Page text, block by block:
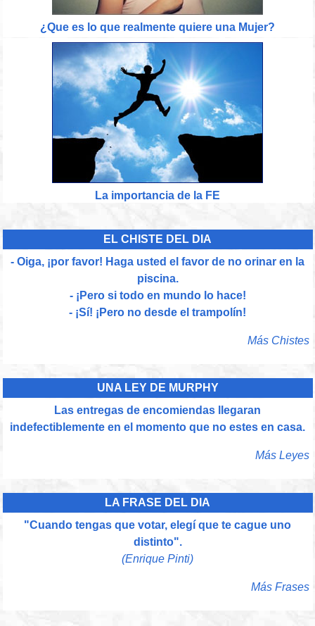
¿Que es lo que realmente quiere una Mujer?
La importancia de la FE
EL CHISTE DEL DIA
- Oiga, ¡por favor! Haga usted el favor de no orinar en la
piscina.
- ¡Pero si todo en mundo lo hace!
- ¡Sí! ¡Pero no desde el trampolín!
Más Chistes
UNA LEY DE MURPHY
Las entregas de encomiendas llegaran
indefectiblemente en el momento que no estes en casa.
Más Leyes
LA FRASE DEL DIA
"Cuando tengas que votar, elegí que te cague uno
distinto".
(Enrique Pinti)
Más Frases